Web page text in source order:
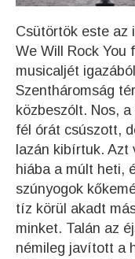
Csütörtök este az
We Will Rock You
musicaljét
Szentháromság
közbeszólt. Nos,
fél órát csúszott,
lazán kibírtuk.
hiába a múlt heti,
szúnyogok
tíz körül akadt
minket. Talán az
némileg javított a